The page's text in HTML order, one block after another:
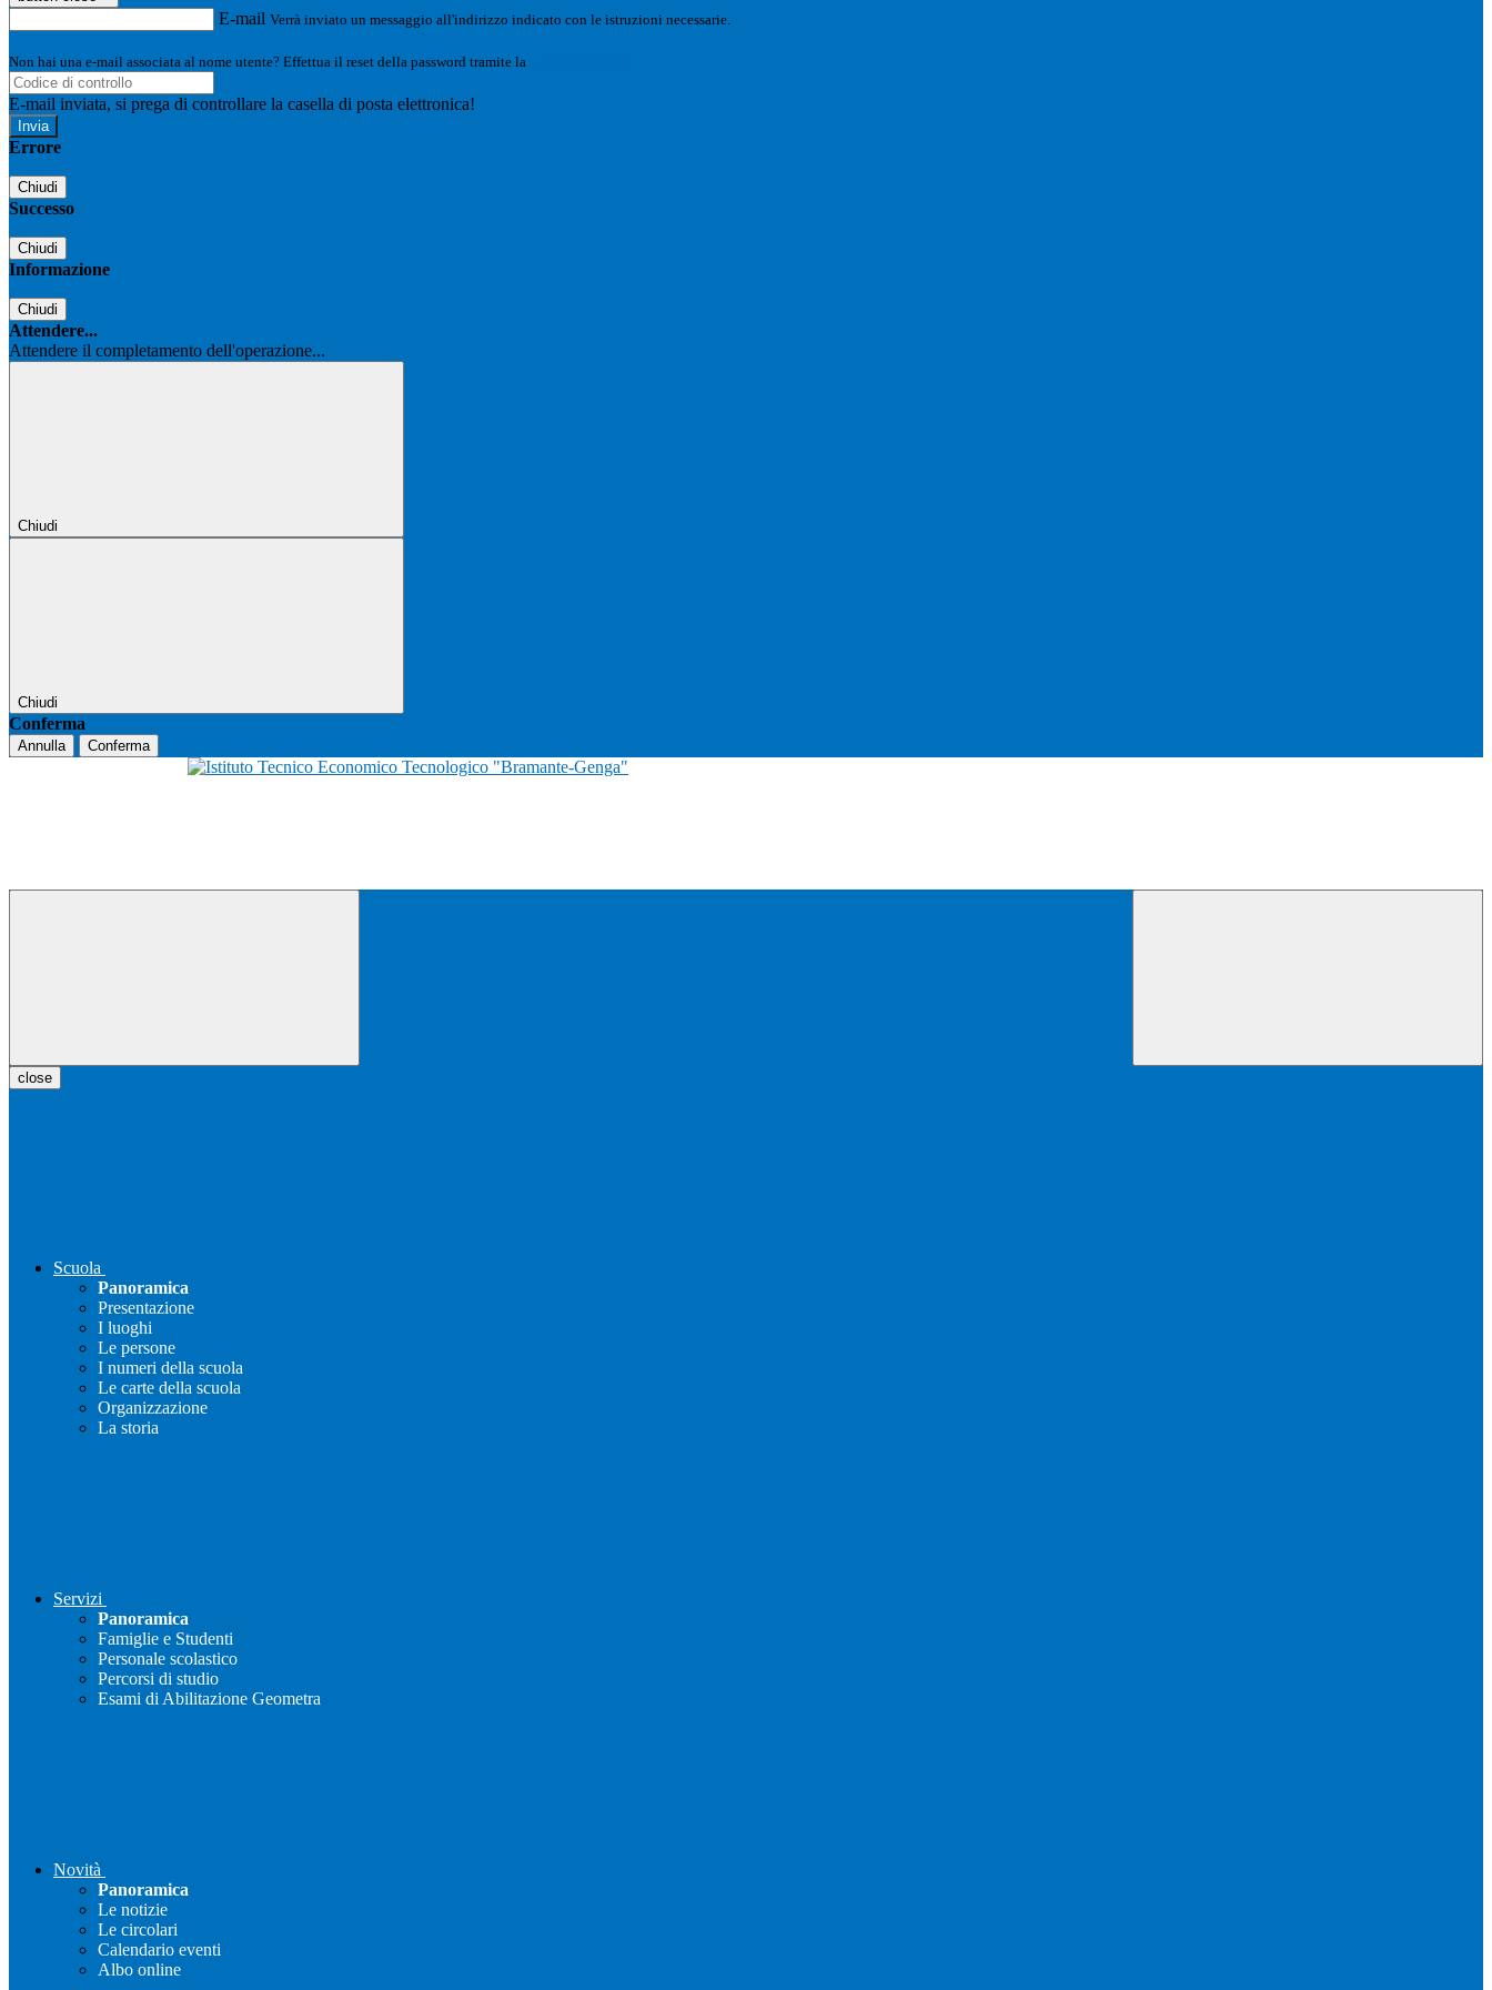
E-mail Verrà inviato un messaggio all'indirizzo indicato con le istruzioni necessarie.
Non hai una e-mail associata al nome utente? Effettua il reset della password tramite la
E-mail inviata, si prega di controllare la casella di posta elettronica!
Errore
Chiudi
Successo
Chiudi
Informazione
Chiudi
Attendere...
Attendere il completamento dell'operazione...
Chiudi
Chiudi
Conferma
Annulla Conferma
close
Scuola
Panoramica
Presentazione
I luoghi
Le persone
I numeri della scuola
Le carte della scuola
Organizzazione
La storia
Servizi
Panoramica
Famiglie e Studenti
Personale scolastico
Percorsi di studio
Esami di Abilitazione Geometra
Novità
Panoramica
Le notizie
Le circolari
Calendario eventi
Albo online